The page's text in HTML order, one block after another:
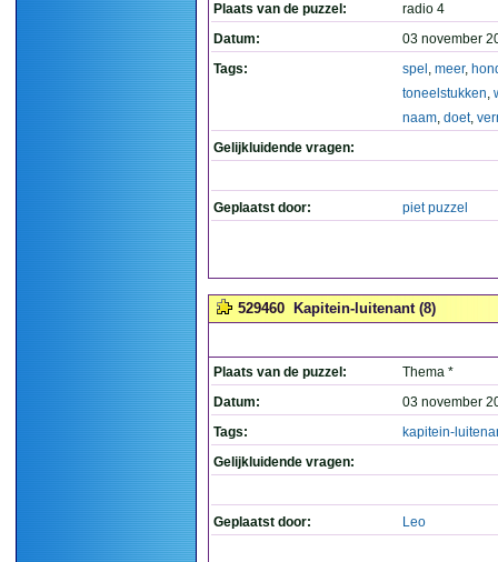
Plaats van de puzzel:
radio 4
Datum:
03 november
Tags:
spel , meer,
toneelstukken,
naam, doet,
Gelijkluidende vragen:
Geplaatst door: piet puzzel
529460 Kapitein-luitenant (8)
Plaats van de puzzel:
Thema *
Datum:
03 november
Tags:
kapitein-
Gelijkluidende vragen:
Geplaatst door: Leo